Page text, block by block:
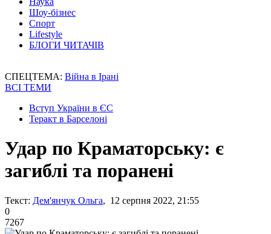
Шоу-бізнес
Спорт
Lifestyle
БЛОГИ ЧИТАЧІВ
СПЕЦТЕМА: Війна в Ірані
ВСІ ТЕМИ
Вступ України в ЄС
Теракт в Барселоні
Удар по Краматорську: є
загиблі та поранені
Текст: Дем'янчук Ольга, 12 серпня 2022, 21:55
0
7267